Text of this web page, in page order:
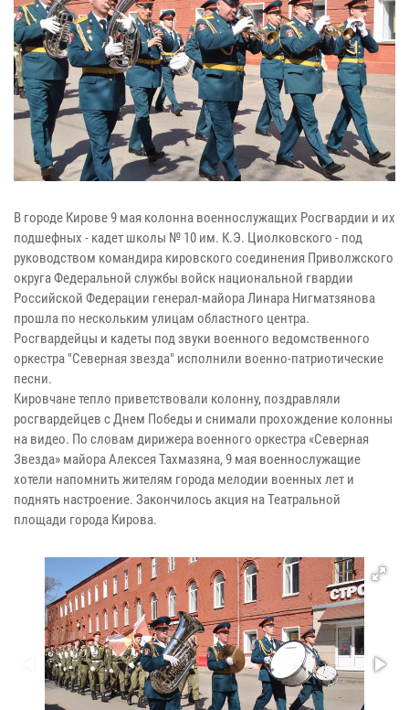
В городе Кирове 9 мая колонна военнослужащих Росгвардии и их
подшефных - кадет школы № 10 им. К.Э. Циолковского - под
руководством командира кировского соединения Приволжского
округа Федеральной службы войск национальной гвардии
Российской Федерации генерал-майора Линара Нигматзянова
прошла по нескольким улицам областного центра.
Росгвардейцы и кадеты под звуки военного ведомственного
оркестра "Северная звезда" исполнили военно-патриотические
песни.
Кировчане тепло приветствовали колонну, поздравляли
росгвардейцев с Днем Победы и снимали прохождение колонны
на видео. По словам дирижера военного оркестра «Северная
Звезда» майора Алексея Тахмазяна, 9 мая военнослужащие
хотели напомнить жителям города мелодии военных лет и
поднять настроение. Закончилось акция на Театральной
площади города Кирова.